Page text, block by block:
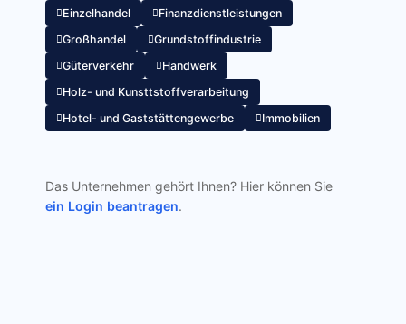
Einzelhandel
Finanzdienstleistungen
Großhandel
Grundstoffindustrie
Güterverkehr
Handwerk
Holz- und Kunsttstoffverarbeitung
Hotel- und Gaststättengewerbe
Immobilien
Das Unternehmen gehört Ihnen? Hier können Sie
ein Login beantragen.